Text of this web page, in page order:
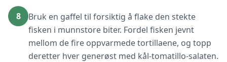
8
Bruk en gaffel til forsiktig å flake den stekte
fisken i munnstore biter. Fordel fisken jevnt
mellom de fire oppvarmede tortillaene, og topp
deretter hver generøst med kål-tomatillo-salaten.